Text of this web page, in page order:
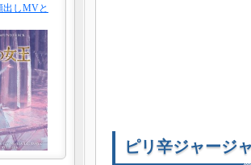
ピリ辛ジャージ
しMVと